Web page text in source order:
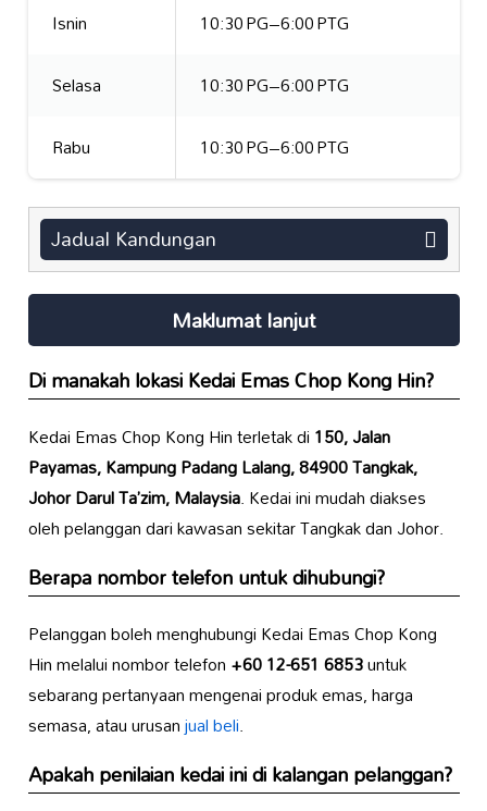
Isnin
10:30 PG–6:00 PTG
Selasa
10:30 PG–6:00 PTG
Rabu
10:30 PG–6:00 PTG
Jadual Kandungan
Maklumat lanjut
Di manakah lokasi Kedai Emas Chop Kong Hin?
Kedai Emas Chop Kong Hin terletak di150, Jalan
Payamas, Kampung Padang Lalang, 84900 Tangkak,
Johor Darul Ta’zim, Malaysia. Kedai ini mudah diakses
oleh pelanggan dari kawasan sekitar Tangkak dan Johor.
Berapa nombor telefon untuk dihubungi?
Pelanggan boleh menghubungi Kedai Emas Chop Kong
Hin melalui nombor telefon+60 12-651 6853untuk
sebarang pertanyaan mengenai produk emas, harga
semasa, atau urusanjual beli.
Apakah penilaian kedai ini di kalangan pelanggan?